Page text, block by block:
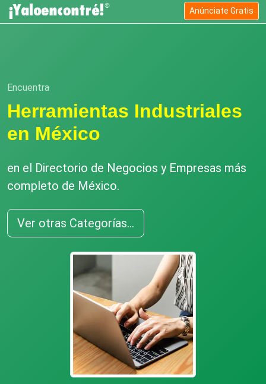
Anúnciate Gratis
Encuentra
Herramientas Industriales
en México
en el Directorio de Negocios y Empresas más
completo de México.
Ver otras Categorías...